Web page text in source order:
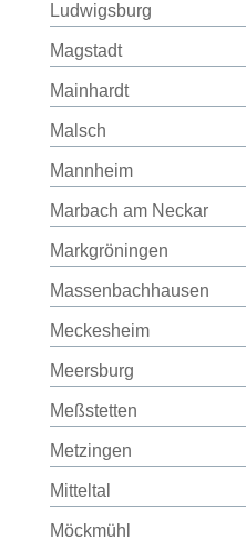
Ludwigsburg
Magstadt
Mainhardt
Malsch
Mannheim
Marbach am Neckar
Markgröningen
Massenbachhausen
Meckesheim
Meersburg
Meßstetten
Metzingen
Mitteltal
Möckmühl